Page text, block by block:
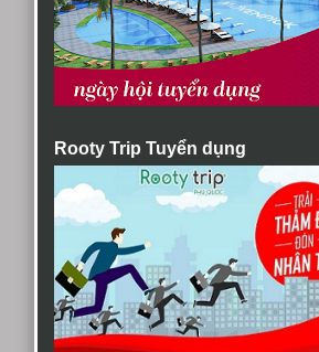
Rooty Trip Tuyển dụng